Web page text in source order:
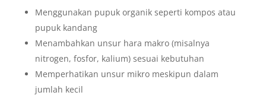
Menggunakan pupuk organik seperti kompos atau
pupuk kandang
Menambahkan unsur hara makro (misalnya
nitrogen, fosfor, kalium) sesuai kebutuhan
Memperhatikan unsur mikro meskipun dalam
jumlah kecil